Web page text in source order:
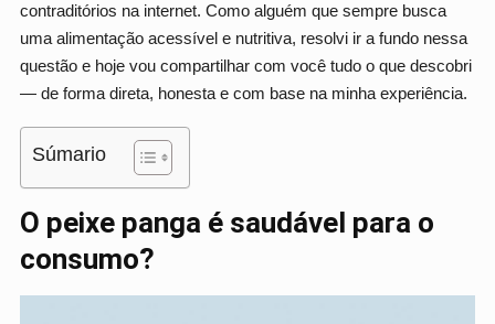
contraditórios na internet. Como alguém que sempre busca
uma alimentação acessível e nutritiva, resolvi ir a fundo nessa
questão e hoje vou compartilhar com você tudo o que descobri
— de forma direta, honesta e com base na minha experiência.
Súmario
O peixe panga é saudável para o
consumo?